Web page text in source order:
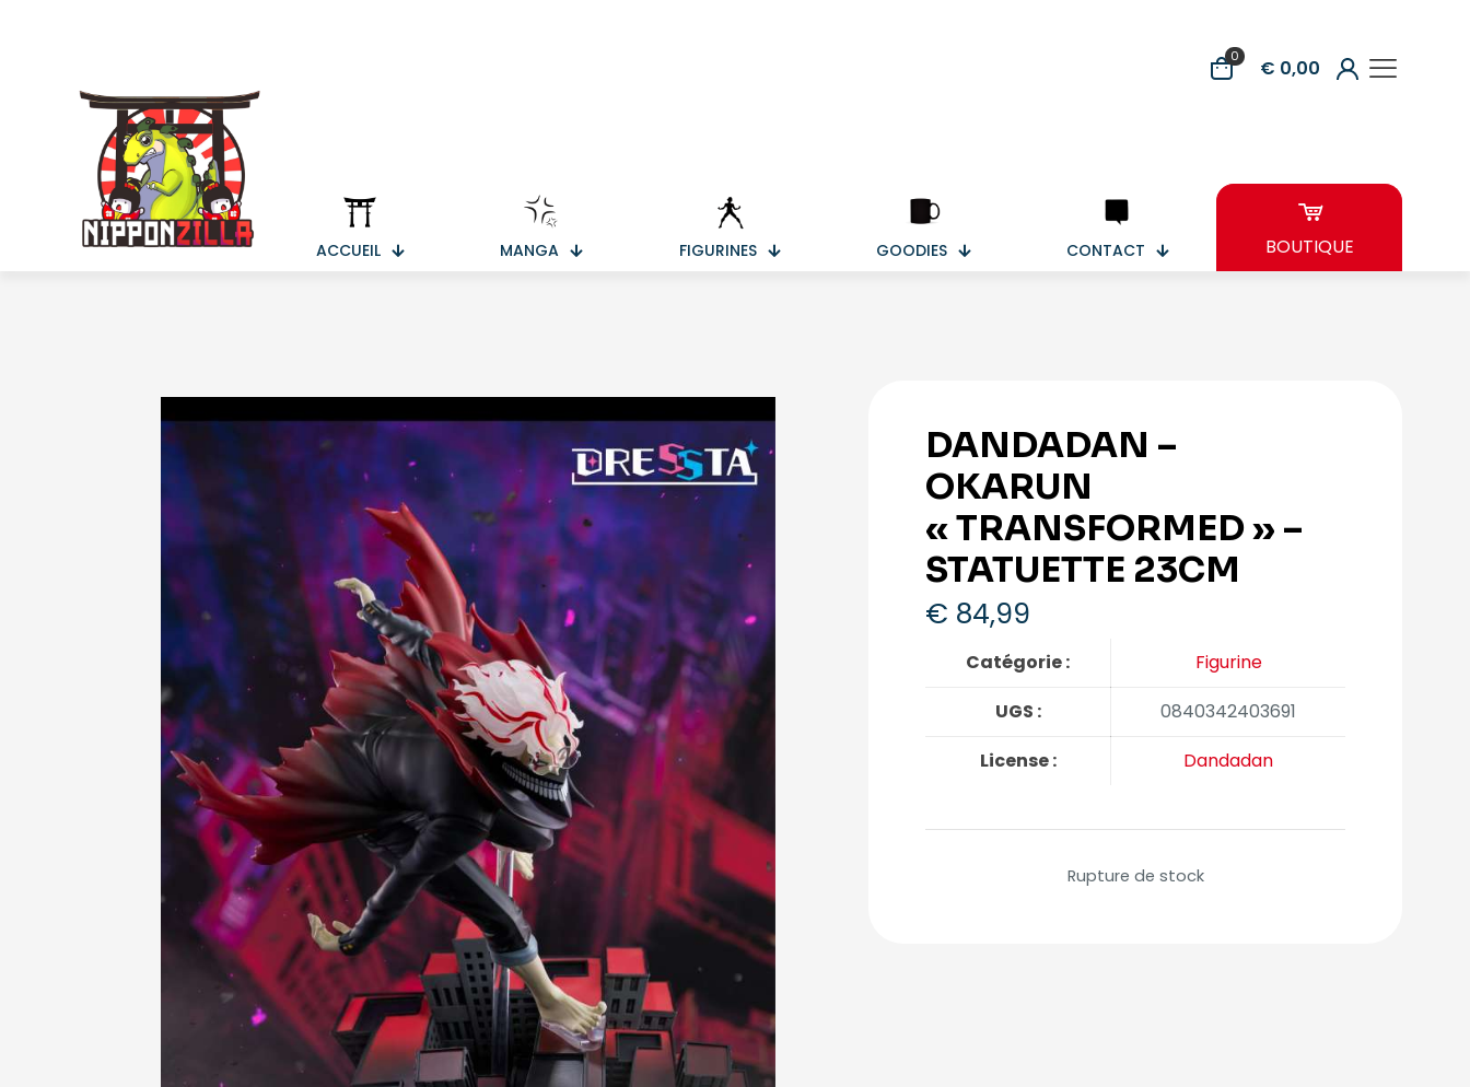
0 € 0,00
ACCUEIL MANGA FIGURINES GOODIES CONTACT BOUTIQUE
DANDADAN –
OKARUN
« TRANSFORMED » –
STATUETTE 23CM
€ 84,99
Catégorie :
Figurine
UGS :
0840342403691
License :
Dandadan
Rupture de stock